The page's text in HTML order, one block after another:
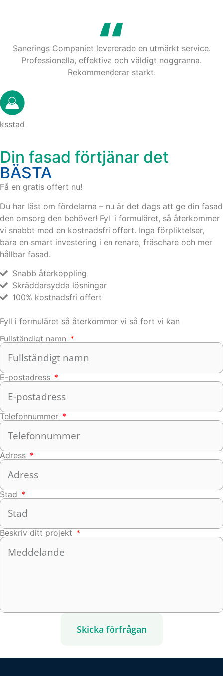
Sanerings Companiet levererade en utmärkt service.
Professionella, effektiva och väldigt noggranna.
Rekommenderar starkt.
ksstad
Din fasad förtjänar det
BÄSTA
Få en gratis offert nu!
Du har läst om fördelarna – nu är det dags att ge din fasad
den omsorg den behöver! Fyll i formuläret, så återkommer
vi snabbt med en kostnadsfri offert. Inga förpliktelser,
bara en smart investering i en renare, fräschare och mer
hållbar fasad.
Snabb återkoppling
Skräddarsydda lösningar
100% kostnadsfri offert
Fyll i formuläret så återkommer vi så fort vi kan
Fullständigt namn
E-postadress
Telefonnummer
Adress
Stad
Beskriv ditt projekt
Skicka förfrågan